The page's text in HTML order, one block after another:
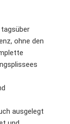
ohne den
ausgelegt